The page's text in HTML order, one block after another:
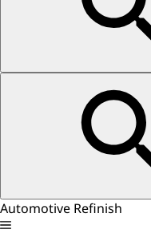
Automotive Refinish